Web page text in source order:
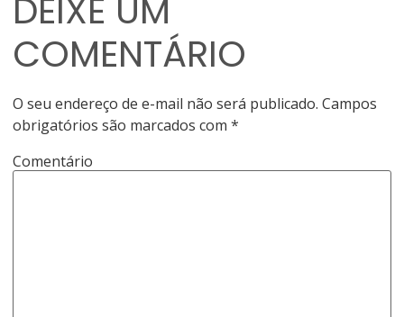
DEIXE UM
COMENTÁRIO
O seu endereço de e-mail não será publicado. Campos
obrigatórios são marcados com*
Comentário